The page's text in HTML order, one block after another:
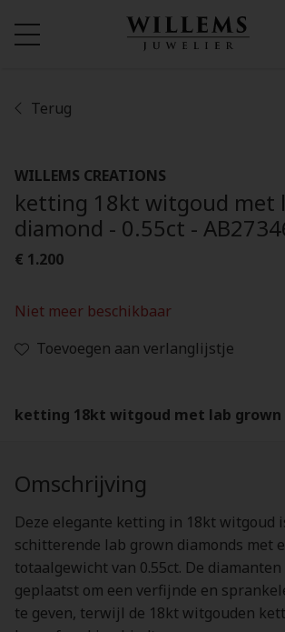
Terug
WILLEMS CREATIONS
ketting 18kt witgoud met
diamond - 0.55ct -
€ 1.200
Niet meer beschikbaar
Toevoegen aan verlanglijstje
Omschrijving
Deze elegante ketting in 18kt witgoud
schitterende lab grown diamonds met
totaalgewicht van 0.55ct. De
geplaatst om een verfijnde en
te geven, terwijl de 18kt witgouden